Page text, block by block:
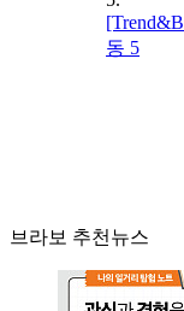
동 5
브라보 추천뉴스